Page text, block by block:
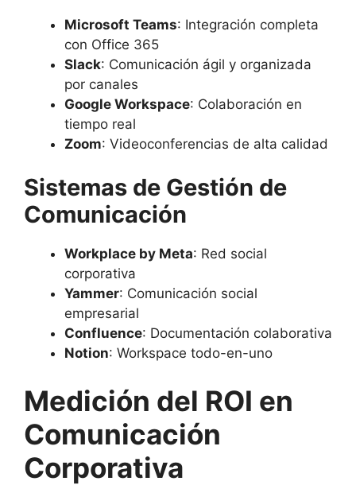
Microsoft Teams: Integración completa
con Office 365
Slack: Comunicación ágil y organizada
por canales
Google Workspace: Colaboración en
tiempo real
Zoom: Videoconferencias de alta calidad
Sistemas de Gestión de
Comunicación
Workplace by Meta: Red social
corporativa
Yammer: Comunicación social
empresarial
Confluence: Documentación colaborativa
Notion: Workspace todo-en-uno
Medición del ROI en
Comunicación
Corporativa